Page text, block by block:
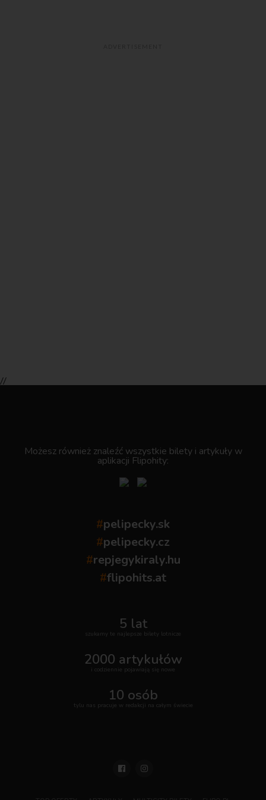
//
Możesz również znaleźć wszystkie bilety i artykuły w
aplikacji Flipohity:
#pelipecky.sk
#pelipecky.cz
#repjegykiraly.hu
#flipohits.at
5 lat
szukamy te najlepsze bilety lotnicze
2000 artykułów
i codziennie pojawiają się nowe
10 osób
tylu nas pracuje w redakcji na całym świecie